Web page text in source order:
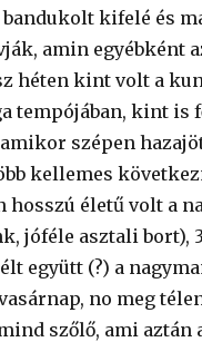
bandukolt kifelé és
amin egyébként
héten kint volt a
tempójában, kint is
szépen
kellemes
hosszú életű volt a
jóféle asztali bort),
együtt (?) a
no meg
szőlő, ami aztán